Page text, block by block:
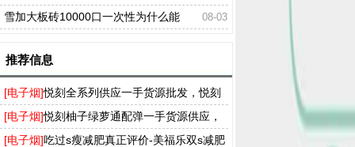
口续航+三级可调+智能屏显 08-03
雪加大板砖10000口一次性为什么能
荐信息
[电子烟]悦刻全系列供应一手货源批发，悦刻
买烟弹送烟杆厂家拿货渠道
[电子烟]悦刻柚子绿萝通配弹一手货源供应，
T盒飞雾奶茶杯实体店批发渠道
[电子烟]吃过s瘦减肥真正评价-美福乐双s减肥